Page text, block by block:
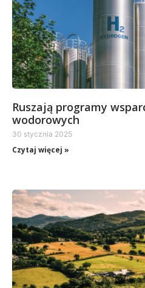
Ruszają programy
wodorowych
30 stycznia 2025
Czytaj więcej »